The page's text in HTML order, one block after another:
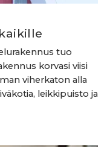
tuo
korvasi viisi
viherkaton alla
leikkipuisto ja